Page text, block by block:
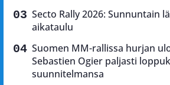
Secto Rally 2026: Sunnuntain
aikataulu
Suomen MM-rallissa hurjan
Sebastien Ogier paljasti
suunnitelmansa